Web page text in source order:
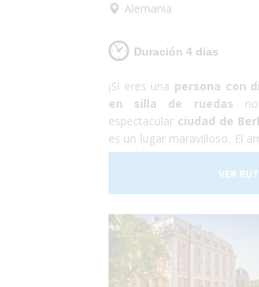
Alemania
Duración 4 dias
¡Si eres una persona con
en silla de ruedas
espectacular ciudad de
es un lugar maravilloso. El
increíble y encima hay
monumentos, edificios y
capital alemana es
tener en cuenta que
se encuentran
paso a sillas de ruedas
nosotros nos
VER